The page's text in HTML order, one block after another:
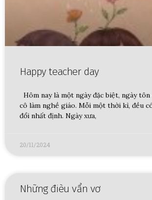
Happy teacher day
Hôm nay là một ngày đặc biệt, ngày
cô làm nghề giáo. Mỗi một thời kì, đều
đổi nhất định. Ngày xưa,
20/11/2024
Những đièu vẩn vơ